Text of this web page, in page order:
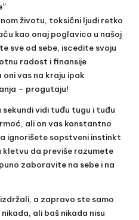
životu, toksični ljudi retko
kao onaj poglavica u našoj
sve od sebe, iscedite svoju
radost i finansije
vas na kraju ipak
– progutaju!
sekundi vidi tuđu tugu i tuđu
ali on vas konstantno
ignorišete sopstveni instinkt
kletvu da previše razumete
zaboravite na sebe i na
a zapravo ste samo
ali baš nikada nisu